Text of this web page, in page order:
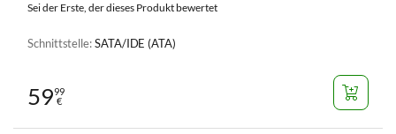
Sei der Erste, der dieses Produkt bewertet
Schnittstelle:SATA/IDE (ATA)
5999
€